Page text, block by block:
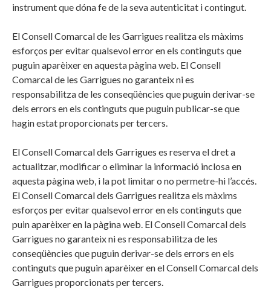
instrument que dóna fe de la seva autenticitat i contingut.
El Consell Comarcal de les Garrigues realitza els màxims
esforços per evitar qualsevol error en els continguts que
puguin aparèixer en aquesta pàgina web. El Consell
Comarcal de les Garrigues no garanteix ni es
responsabilitza de les conseqüències que puguin derivar-se
dels errors en els continguts que puguin publicar-se que
hagin estat proporcionats per tercers.
El Consell Comarcal dels Garrigues es reserva el dret a
actualitzar, modificar o eliminar la informació inclosa en
aquesta pàgina web, i la pot limitar o no permetre-hi l’accés.
El Consell Comarcal dels Garrigues realitza els màxims
esforços per evitar qualsevol error en els continguts que
puin aparèixer en la pàgina web. El Consell Comarcal dels
Garrigues no garanteix ni es responsabilitza de les
conseqüències que puguin derivar-se dels errors en els
continguts que puguin aparèixer en el Consell Comarcal dels
Garrigues proporcionats per tercers.